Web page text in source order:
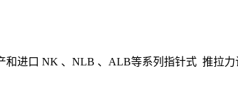
和进口 NK 、NLB 、ALB等系列指针式 推拉